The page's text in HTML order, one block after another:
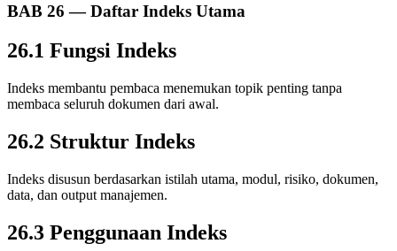
BAB 26 — Daftar Indeks Utama
26.1 Fungsi Indeks
Indeks membantu pembaca menemukan topik penting tanpa
membaca seluruh dokumen dari awal.
26.2 Struktur Indeks
Indeks disusun berdasarkan istilah utama, modul, risiko, dokumen,
data, dan output manajemen.
26.3 Penggunaan Indeks